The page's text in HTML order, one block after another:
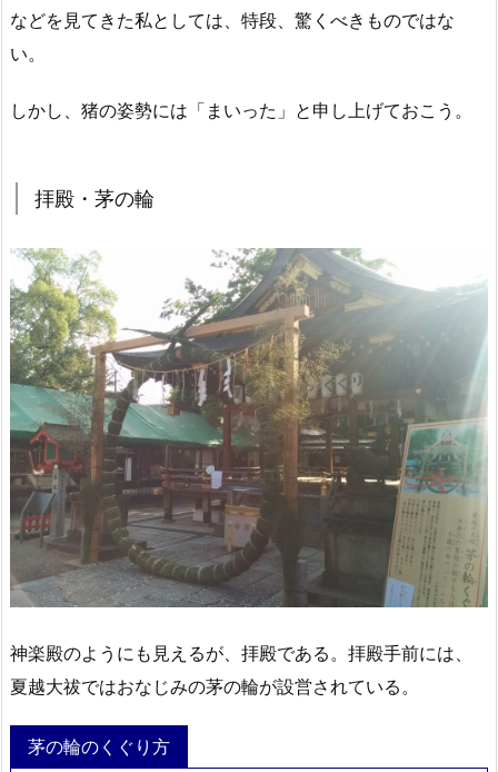
などを見てきた私としては、特段、驚くべきものではな
い。
しかし、猪の姿勢には「まいった」と申し上げておこう。
拝殿・茅の輪
神楽殿のようにも見えるが、拝殿である。拝殿手前には、
夏越大祓ではおなじみの茅の輪が設営されている。
茅の輪のくぐり方